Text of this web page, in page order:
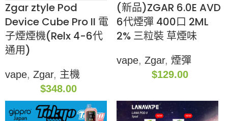
Zgar ztyle Pod
Device Cube Pro II 電
子煙煙機(Relx 4-6代
通用)
vape, Zgar, 主機
$348.00
(新品)ZGAR 6.0E AVD
6代煙彈 400口 2ML
2% 三粒裝 草煙味
vape, Zgar, 煙彈
$129.00